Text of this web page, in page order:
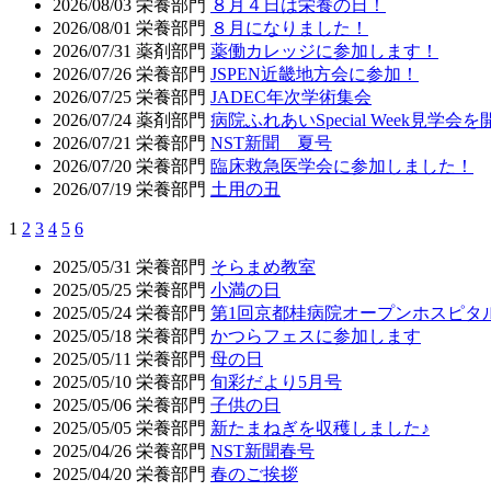
2026/08/03 栄養部門 ８月４日は栄養の日！
2026/08/01 栄養部門 ８月になりました！
2026/07/31 薬剤部門 薬働カレッジに参加します！
2026/07/26 栄養部門 JSPEN近畿地方会に参加！
2026/07/25 栄養部門 JADEC年次学術集会
2026/07/24 薬剤部門 病院ふれあいSpecial Week見学会を
2026/07/21 栄養部門 NST新聞 夏号
2026/07/20 栄養部門 臨床救急医学会に参加しました！
2026/07/19 栄養部門 土用の丑
1 2 3 4 5 6
2025/05/31 栄養部門 そらまめ教室
2025/05/25 栄養部門 小満の日
2025/05/24 栄養部門 第1回京都桂病院オープンホスピタ
2025/05/18 栄養部門 かつらフェスに参加します
2025/05/11 栄養部門 母の日
2025/05/10 栄養部門 旬彩だより5月号
2025/05/06 栄養部門 子供の日
2025/05/05 栄養部門 新たまねぎを収穫しました♪
2025/04/26 栄養部門 NST新聞春号
2025/04/20 栄養部門 春のご挨拶